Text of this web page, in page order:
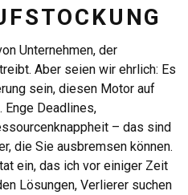
Unternehmen, der
Aber seien wir ehrlich: Es
sein, diesen Motor auf
Enge Deadlines,
– das sind
die Sie ausbremsen können.
ein, das ich vor einiger Zeit
Lösungen, Verlierer suchen